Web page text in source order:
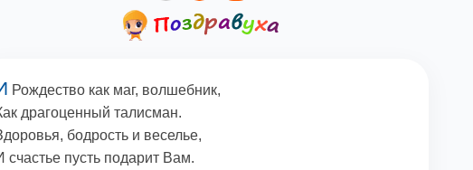
Рождество как маг, волшебник,
драгоценный талисман.
бодрость и веселье,
счастье пусть подарит Вам.